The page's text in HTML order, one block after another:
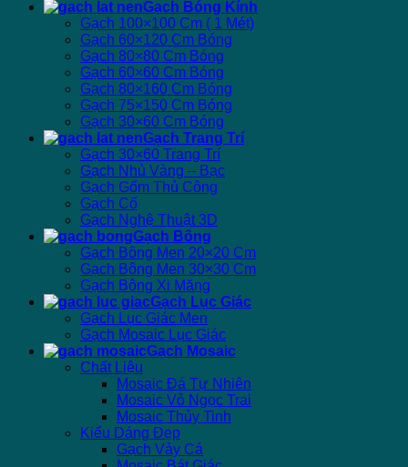
Gạch Bóng Kính
Gạch 100×100 Cm ( 1 Mét)
Gạch 60×120 Cm Bóng
Gạch 80×80 Cm Bóng
Gạch 60×60 Cm Bóng
Gạch 80×160 Cm Bóng
Gạch 75×150 Cm Bóng
Gạch 30×60 Cm Bóng
Gạch Trang Trí
Gạch 30×60 Trang Trí
Gạch Nhủ Vàng – Bạc
Gạch Gốm Thủ Công
Gạch Cổ
Gạch Nghệ Thuật 3D
Gạch Bông
Gạch Bông Men 20×20 Cm
Gạch Bông Men 30×30 Cm
Gạch Bông Xi Măng
Gạch Lục Giác
Gạch Lục Giác Men
Gạch Mosaic Lục Giác
Gạch Mosaic
Chất Liệu
Mosaic Đá Tự Nhiên
Mosaic Vỏ Ngọc Trai
Mosaic Thủy Tinh
Kiểu Dáng Đẹp
Gạch Vảy Cá